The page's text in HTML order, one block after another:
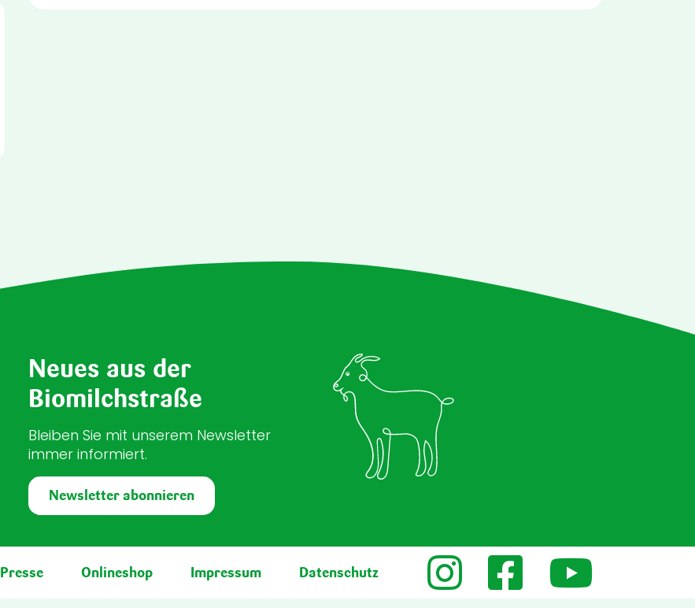
Neues aus der
Biomilchstraße
Bleiben Sie mit unserem Newsletter
immer informiert.
Newsletter abonnieren
Presse Onlineshop Impressum Datenschutz